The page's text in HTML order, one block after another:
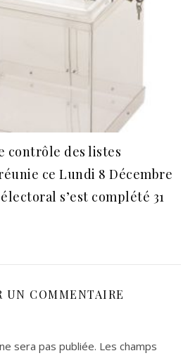
contrôle des listes
ce Lundi 8 Décembre
s’est complété 31
UN COMMENTAIRE
sera pas publiée. Les champs